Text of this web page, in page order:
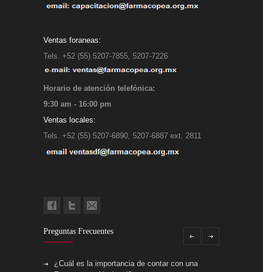
Ventas foraneas:
Tels. +52 (55) 5207-7855, 5207-7226
Horario de atención telefónica:
9:30 am - 16:00 pm
Ventas locales:
Tels. +52 (55) 5207-6890, 5207-6887 ext. 2811
Preguntas Frecuentes
¿Cuál es la importancia de contar con una